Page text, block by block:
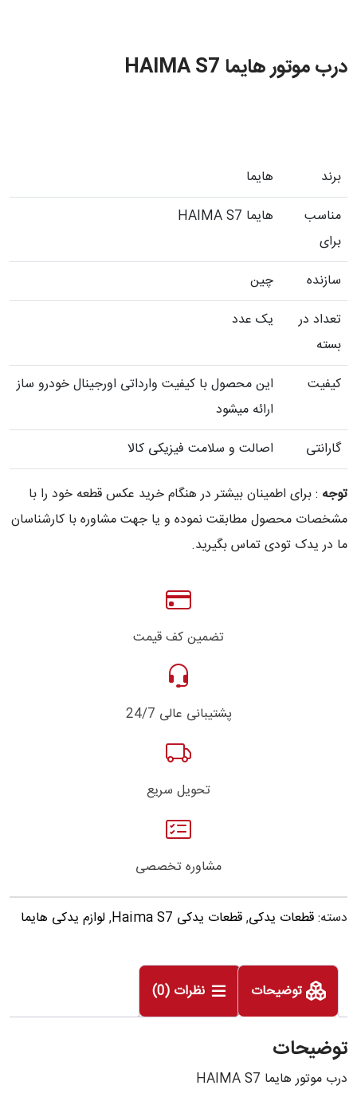
درب موتور هایما HAIMA S7
برند
هایما
مناسب
برای
هایما HAIMA S7
سازنده
چین
تعداد در
بسته
یک عدد
کیفیت
این محصول با کیفیت وارداتی اورجینال خودرو ساز
ارائه میشود
گارانتی
اصالت و سلامت فیزیکی کالا
توجه : برای اطمینان بیشتر در هنگام خرید عکس قطعه خود را با
مشخصات محصول مطابقت نموده و یا جهت مشاوره با کارشناسان
ما در یدک تودی تماس بگیرید.
تضمین کف قیمت
پشتیبانی عالی 24/7
تحویل سریع
مشاوره تخصصی
دسته:قطعات یدکی,قطعات یدکی Haima S7 ,لوازم یدکی هایما
توضیحات نظرات (0)
توضیحات
درب موتور هایما HAIMA S7